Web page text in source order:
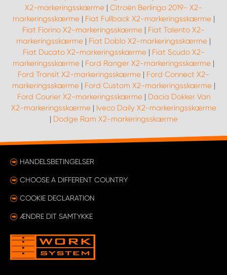
X2-markeringsskærme | Citroën Berlingo 2019- X2-
markeringsskærme| Fiat Fullback X2-markeringsskærme|
Fiat Fiorino X2-markeringsskærme | Fiat Talento X2-
markeringsskærme | Fiat Doblo X2-markeringsskærme |
Fiat Ducato X2-markeringsskærme| Fiat Scudo X2-
markeringsskærme | Ford Ranger X2-markeringsskærme |
Ford Transit X2-markeringsskærme | Ford Connect X2-
markeringsskærme| Ford Custom X2-markeringsskærme|
Ford Courier X2-markeringsskærme| Dacia Dokker Van
X2-markeringsskærme| Iveco Daily X2-markeringsskærme
| Dodge Ram X2-markeringsskærme
HANDELSBETINGELSER
CHOOSE A DIFFERENT COUNTRY
COOKIE DECLARATION
ÆNDRE DIT SAMTYKKE